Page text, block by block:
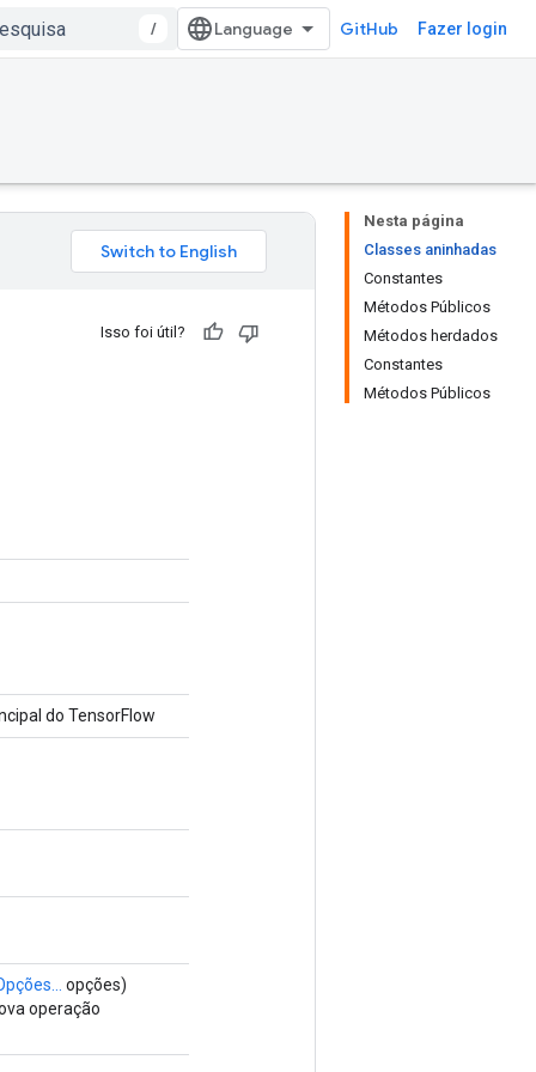
/ GitHub Fazer login
Nesta página
Classes aninhadas
Constantes
Métodos Públicos
Métodos herdados
Constantes
Métodos Públicos
Isso foi útil?
do TensorFlow
opções)
operação